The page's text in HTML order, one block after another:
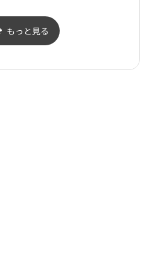
(올리브영 서귀포동광점)
もっと見る